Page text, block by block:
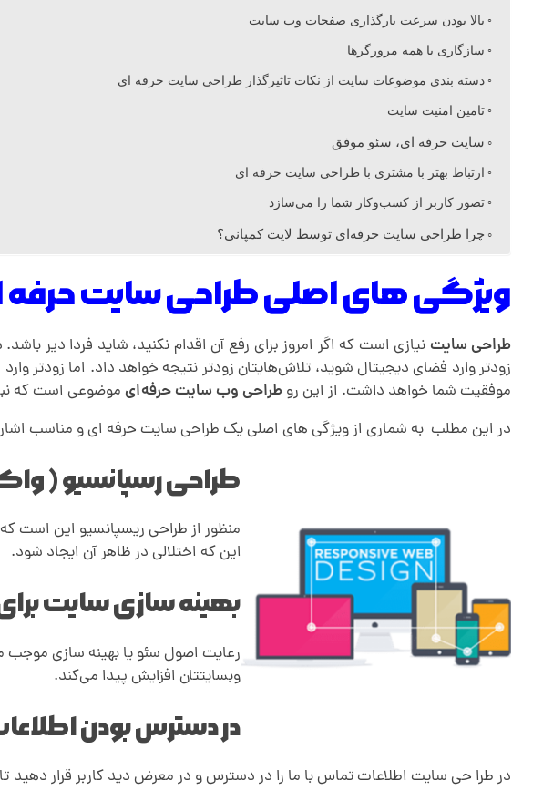
ی
ص
ی
ط
ر
ا
ح
ا
ی
ح
بالا بودن سرعت بارگذاری صفحات وب سایت
سازگاری با همه مرورگرها
دسته بندی موضوعات سایت از نکات تاثیرگذار طراحی سایت حرفه ای
تامین امنیت سایت
سایت حرفه ای، سئو موفق
ارتباط بهتر با مشتری با طراحی سایت حرفه ای
تصور کاربر از کسب‌وکار شما را می‌سازد
چرا طراحی سایت حرفه‌ای توسط لایت کمپانی؟
ویژگی های اصلی طراحی سایت حرفه
طراحی سایت نیازی است که اگر امروز برای رفع آن اقدام نکنید، شاید فردا دیر
زودتر وارد فضای دیجیتال شوید، تلاش‌هایتان زودتر نتیجه خواهد داد. اما
موفقیت شما خواهد داشت. از این روطراحی وب سایت حرفه‌ای موضوعی است که
در این مطلب به شماری از ویژگی های اصلی یک طراحی سایت حرفه ای و مناسب
طراحی رسپانسیو (
منظور از طراحی ریسپانسیو این است
این که اختلالی در ظاهر آن ایجاد شود.
بهینه سازی سایت
رعایت اصول سئو یا بهینه سازی موجب
وبسایتتان افزایش پیدا می‌کند.
در دسترس بودن
در طرا حی سایت اطلاعات تماس با ما را در دسترس و در معرض دید کاربر قرار دهید